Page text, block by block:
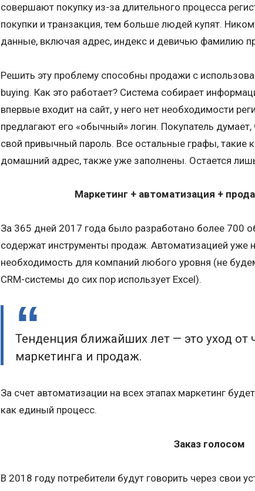
совершают покупку из-за длительного процесса
покупки и транзакция, тем больше людей купят.
данные, включая адрес, индекс и девичью фамилию
Решить эту проблему способны продажи с
buying. Как это работает? Система собирает
впервые входит на сайт, у него нет необходимости
предлагают его «обычный» логин. Покупатель
свой привычный пароль. Все остальные графы, такие
домашний адрес, также уже заполнены. Остается
Маркетинг + автоматизация +
За 365 дней 2017 года было разработано более 700
содержат инструменты продаж. Автоматизацией уже
необходимость для компаний любого уровня (не
СRM-системы до сих пор использует Excel).
Тенденция ближайших лет — это уход от
маркетинга и продаж.
За счет автоматизации на всех этапах маркетинг
как единый процесс.
Заказ голосом
В 2018 году потребители будут говорить через свои